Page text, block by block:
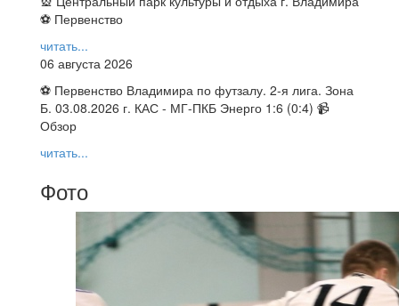
⚽ Первенство
читать...
06 августа 2026
⚽ Первенство Владимира по футзалу. 2-я лига. Зона
Б. 03.08.2026 г. КАС - МГ-ПКБ Энерго 1:6 (0:4) 📹
Обзор
читать...
Фото